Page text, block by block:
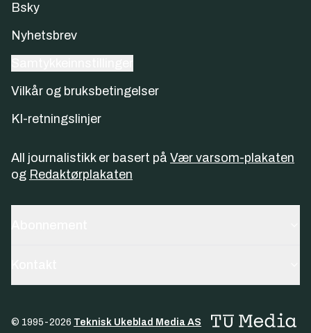
Bsky
Nyhetsbrev
Vilkår og bruksbetingelser
KI-retningslinjer
All journalistikk er basert på Vær varsom-plakaten
og Redaktørplakaten
© 1995-2026 Teknisk Ukeblad Media AS